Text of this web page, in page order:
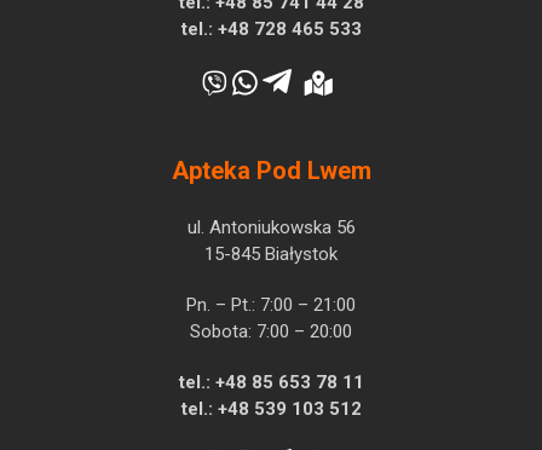
tel.: +48 728 465 533
Apteka Pod Lwem
ul. Antoniukowska 56
15-845 Białystok
Pn. – Pt.: 7:00 – 21:00
Sobota: 7:00 – 20:00
tel.: +48 85 653 78 11
tel.: +48 539 103 512